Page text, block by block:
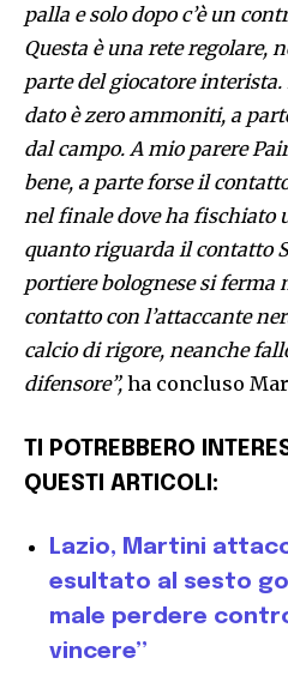
palla e solo dopo c’è un
Questa è una rete regolare,
parte del giocatore interista.
dato è zero ammoniti, a
dal campo. A mio parere
bene, a parte forse il
nel finale dove ha fischiato
quanto riguarda il contatto
portiere bolognese si
contatto con l’attaccante
calcio di rigore, neanche
difensore”, ha concluso
TI POTREBBERO
QUESTI ARTICOLI:
Lazio, Martini
esultato al sesto
male perdere
vincere”